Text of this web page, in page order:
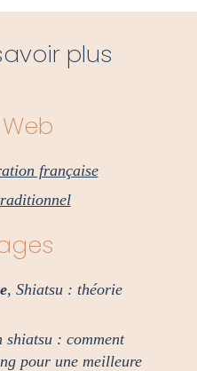
plus
française
, Shiatsu : théorie
shiatsu : comment
pour une meilleure